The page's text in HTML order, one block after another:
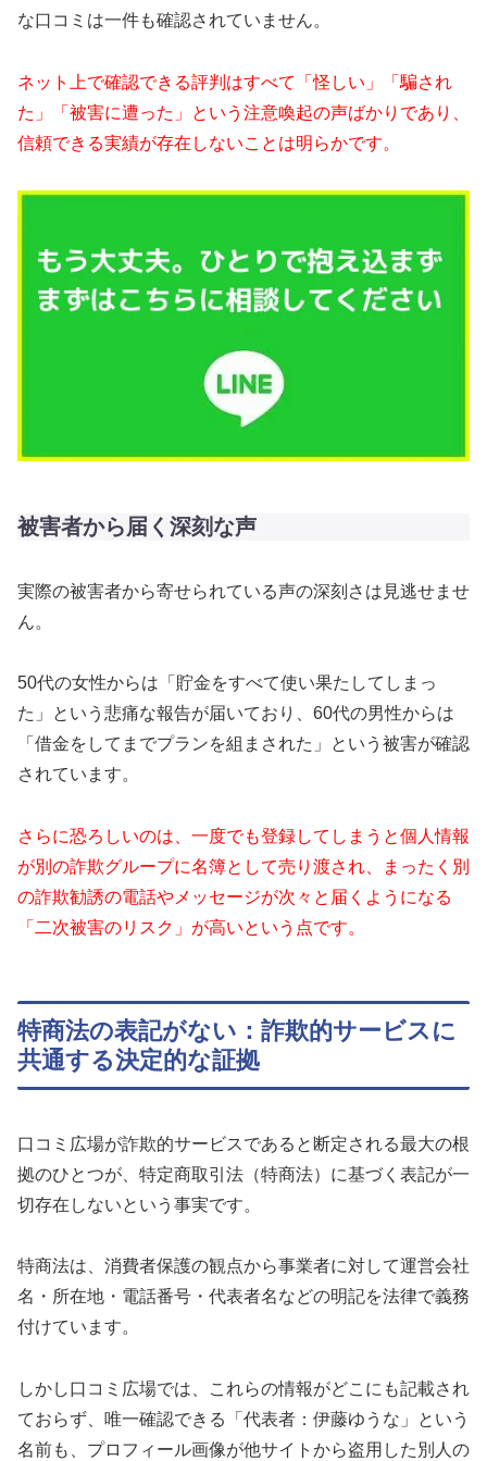
な口コミは一件も確認されていません。
ネット上で確認できる評判はすべて「怪しい」「騙され
た」「被害に遭った」という注意喚起の声ばかりであり、
信頼できる実績が存在しないことは明らかです。
被害者から届く深刻な声
実際の被害者から寄せられている声の深刻さは見逃せませ
ん。
50代の女性からは「貯金をすべて使い果たしてしまっ
た」という悲痛な報告が届いており、60代の男性からは
「借金をしてまでプランを組まされた」という被害が確認
されています。
さらに恐ろしいのは、一度でも登録してしまうと個人情報
が別の詐欺グループに名簿として売り渡され、まったく別
の詐欺勧誘の電話やメッセージが次々と届くようになる
「二次被害のリスク」が高いという点です。
特商法の表記がない：詐欺的サービスに
共通する決定的な証拠
口コミ広場が詐欺的サービスであると断定される最大の根
拠のひとつが、特定商取引法（特商法）に基づく表記が一
切存在しないという事実です。
特商法は、消費者保護の観点から事業者に対して運営会社
名・所在地・電話番号・代表者名などの明記を法律で義務
付けています。
しかし口コミ広場では、これらの情報がどこにも記載され
ておらず、唯一確認できる「代表者：伊藤ゆうな」という
名前も、プロフィール画像が他サイトから盗用した別人の